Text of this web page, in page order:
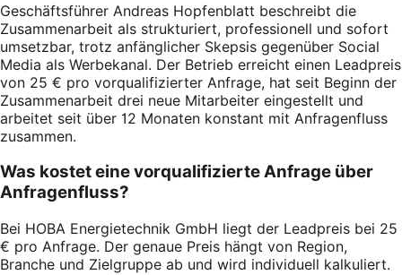
Geschäftsführer Andreas Hopfenblatt beschreibt die
Zusammenarbeit als strukturiert, professionell und sofort
umsetzbar, trotz anfänglicher Skepsis gegenüber Social
Media als Werbekanal. Der Betrieb erreicht einen Leadpreis
von 25 € pro vorqualifizierter Anfrage, hat seit Beginn der
Zusammenarbeit drei neue Mitarbeiter eingestellt und
arbeitet seit über 12 Monaten konstant mit Anfragenfluss
zusammen.
Was kostet eine vorqualifizierte Anfrage über
Anfragenfluss?
Bei HOBA Energietechnik GmbH liegt der Leadpreis bei 25
€ pro Anfrage. Der genaue Preis hängt von Region,
Branche und Zielgruppe ab und wird individuell kalkuliert.